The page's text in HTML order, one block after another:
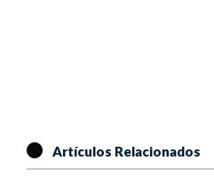
Artículos Relacionados